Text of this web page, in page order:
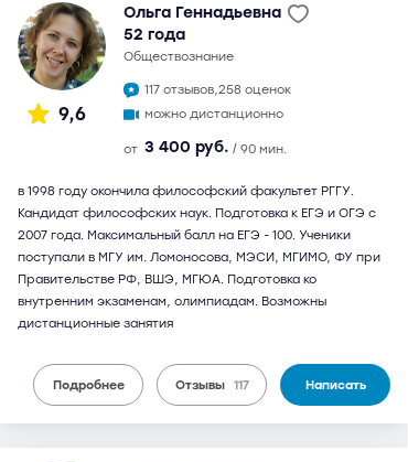
9,6
Ольга Геннадьевна
52 года
обществознание
117 отзывов,258 оценок
можно дистанционно
от 3 400 руб. / 90 мин.
в 1998 году окончила философский факультет РГГУ.
Кандидат философских наук. Подготовка к ЕГЭ и ОГЭ с
2007 года. Максимальный балл на ЕГЭ - 100. Ученики
поступали в МГУ им. Ломоносова, МЭСИ, МГИМО, ФУ при
Правительстве РФ, ВШЭ, МГЮА. Подготовка ко
внутренним экзаменам, олимпиадам. Возможны
дистанционные занятия
Подробнее Отзывы 117 Написать